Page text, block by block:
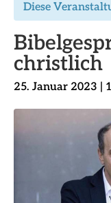
Diese
christlich
25. Januar 2023 |